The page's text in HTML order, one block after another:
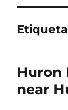
Huron
near